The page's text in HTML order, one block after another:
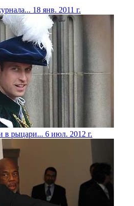
18 янв. 2011 г.
в рыцари... 6 июл. 2012 г.